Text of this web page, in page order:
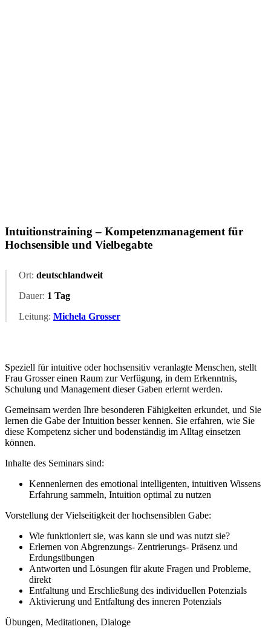
Intuitionstraining – Kompetenzmanagement für
Hochsensible und Vielbegabte
Ort: deutschlandweit
Dauer: 1 Tag
Leitung: Michela Grosser
Speziell für intuitive oder hochsensitiv veranlagte Menschen, stellt
Frau Grosser einen Raum zur Verfügung, in dem Erkenntnis,
Schulung und Management dieser Gaben erlernt werden.
Gemeinsam werden Ihre besonderen Fähigkeiten erkundet, und Sie
lernen die Gabe der Intuition besser kennen. Sie erfahren, wie Sie
diese Kompetenz sicher und bodenständig im Alltag einsetzen
können.
Inhalte des Seminars sind:
Kennenlernen des emotional intelligenten, intuitiven Wissens
Erfahrung sammeln, Intuition optimal zu nutzen
Vorstellung der Vielseitigkeit der hochsensiblen Gabe:
Wie funktioniert sie, was kann sie und was nutzt sie?
Erlernen von Abgrenzungs- Zentrierungs- Präsenz und
Erdungsübungen
Antworten und Lösungen für akute Fragen und Probleme,
direkt
Entfaltung und Erschließung des individuellen Potenzials
Aktivierung und Entfaltung des inneren Potenzials
Übungen, Meditationen, Dialoge